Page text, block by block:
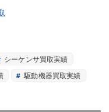
シーケンサ買取実績
駆動機器買取実績